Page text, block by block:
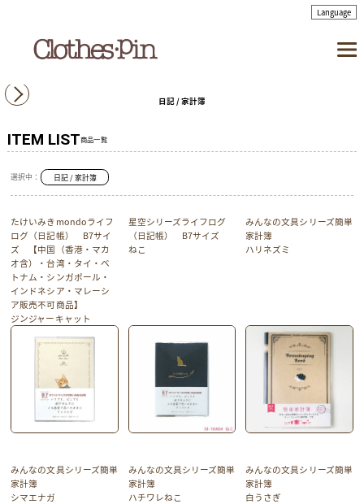
日記 / 家計簿
ITEM LIST商品一覧
選択中： 日記 / 家計簿
たけいみきmondoライフ
ログ（日記帳） B7サイ
ズ 【中国（香港・マカ
オ含）・台湾・タイ・ベ
トナム・シンガポール・
インドネシア・マレーシ
ア販売不可商品】
ジンジャーキャット
星空シリーズライフログ
（日記帳） B7サイズ
ねこ
みんなの文具シリーズ簡単
家計簿
ハリネズミ
みんなの文具シリーズ簡単
家計簿
シマエナガ
みんなの文具シリーズ簡単
家計簿
ハチワレねこ
みんなの文具シリーズ簡単
家計簿
白うさぎ